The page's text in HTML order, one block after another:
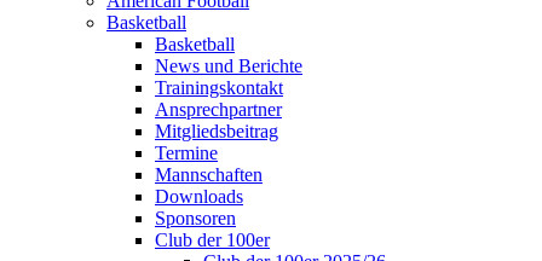
Basketball
Basketball
News und Berichte
Trainingskontakt
Ansprechpartner
Mitgliedsbeitrag
Termine
Mannschaften
Downloads
Sponsoren
Club der 100er